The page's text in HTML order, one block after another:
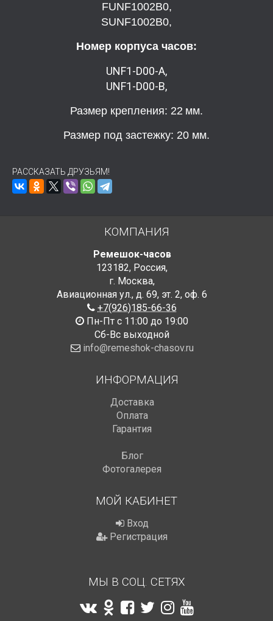
FUNF1002B0,
SUNF1002B0,
Номер корпуса часов:
UNF1-D00-A,
UNF1-D00-B,
Размер крепления: 22 мм.
Размер под застежку: 20 мм.
РАССКАЗАТЬ ДРУЗЬЯМ!
КОМПАНИЯ
Ремешок-часов
123182, Россия,
г. Москва,
Авиационная ул., д. 69, эт. 2, оф. 6
+7(926)185-66-36
Пн-Пт с 11:00 до 19:00
Сб-Вс выходной
info@remeshok-chasov.ru
ИНФОРМАЦИЯ
Доставка
Оплата
Гарантия
Блог
Фотогалерея
МОЙ КАБИНЕТ
Вход
Регистрация
МЫ В СОЦ. СЕТЯХ